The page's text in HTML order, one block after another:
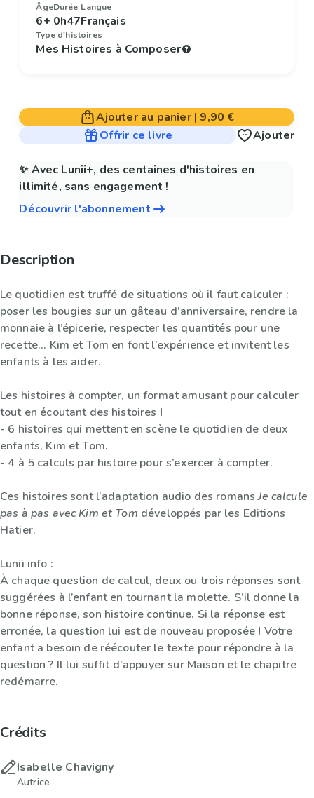
Âge
6+
Durée
0h47
Langue
Français
Type d'histoires
Mes Histoires à Composer
Ajouter au panier| 9,90 €
Offrir ce livre
Ajouter
✨ Avec Lunii+, des centaines d'histoires en
illimité, sans engagement !
Découvrir l'abonnement
Description
Le quotidien est truffé de situations où il faut calculer :
poser les bougies sur un gâteau d’anniversaire, rendre la
monnaie à l’épicerie, respecter les quantités pour une
recette... Kim et Tom en font l’expérience et invitent les
enfants à les aider.
Les histoires à compter, un format amusant pour calculer
tout en écoutant des histoires !
- 6 histoires qui mettent en scène le quotidien de deux
enfants, Kim et Tom.
- 4 à 5 calculs par histoire pour s’exercer à compter.
Ces histoires sont l’adaptation audio des romansJe calcule
pas à pas avec Kim et Tom développés par les Editions
Hatier.
Lunii info :
À chaque question de calcul, deux ou trois réponses sont
suggérées à l’enfant en tournant la molette. S’il donne la
bonne réponse, son histoire continue. Si la réponse est
erronée, la question lui est de nouveau proposée ! Votre
enfant a besoin de réécouter le texte pour répondre à la
question ? Il lui suffit d’appuyer sur Maison et le chapitre
redémarre.
Crédits
Isabelle Chavigny
Autrice